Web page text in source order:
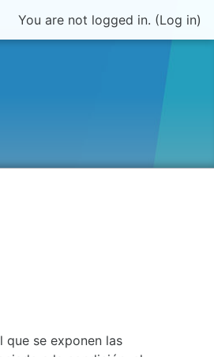
You are not logged in. (Log in)
se exponen las